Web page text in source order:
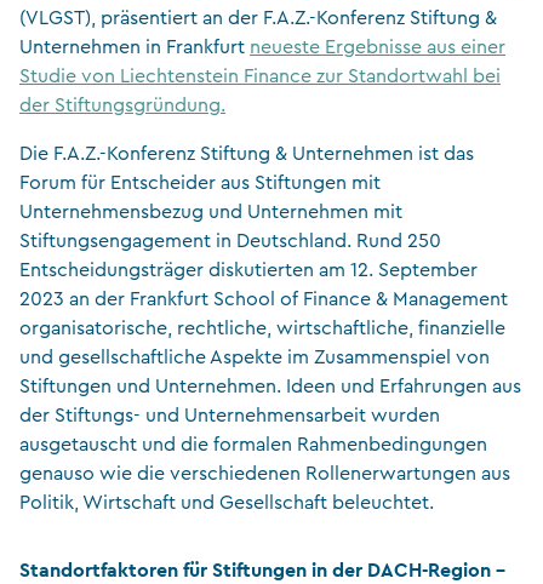
(VLGST), präsentiert an der F.A.Z.-Konferenz Stiftung &
Unternehmen in Frankfurt neueste Ergebnisse aus einer
Studie von Liechtenstein Finance zur Standortwahl bei
der Stiftungsgründung.
Die F.A.Z.-Konferenz Stiftung & Unternehmen ist das
Forum für Entscheider aus Stiftungen mit
Unternehmensbezug und Unternehmen mit
Stiftungsengagement in Deutschland. Rund 250
Entscheidungsträger diskutierten am 12. September
2023 an der Frankfurt School of Finance & Management
organisatorische, rechtliche, wirtschaftliche, finanzielle
und gesellschaftliche Aspekte im Zusammenspiel von
Stiftungen und Unternehmen. Ideen und Erfahrungen aus
der Stiftungs- und Unternehmensarbeit wurden
ausgetauscht und die formalen Rahmenbedingungen
genauso wie die verschiedenen Rollenerwartungen aus
Politik, Wirtschaft und Gesellschaft beleuchtet.
Standortfaktoren für Stiftungen in der DACH-Region –